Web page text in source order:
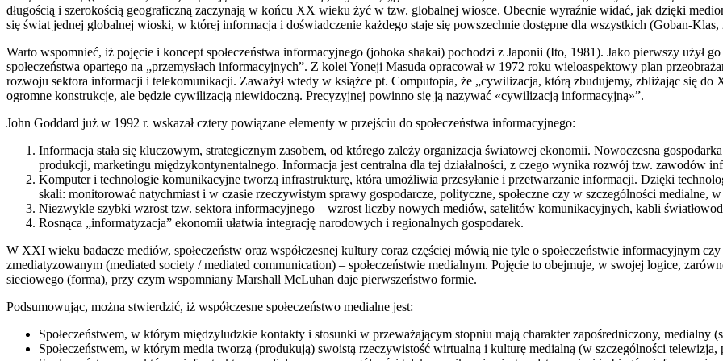
długością i szerokością geograficzną zaczynają w końcu XX wieku żyć w tzw. globalnej wiosce. Obecnie wyraźnie widać, jak dzięki
się świat jednej globalnej wioski, w której informacja i doświadczenie każdego staje się powszechnie dostępne dla wszystkich (Goban-Klas,
Warto wspomnieć, iż pojęcie i koncept społeczeństwa informacyjnego (johoka shakai) pochodzi z Japonii (Ito, 1981). Jako pierwszy użył
społeczeństwa opartego na „przemysłach informacyjnych”. Z kolei Yoneji Masuda opracował w 1972 roku wieloaspektowy plan
rozwoju sektora informacji i telekomunikacji. Zaważył wtedy w książce pt. Computopia, że „cywilizacja, którą zbudujemy, zbliżając się
ogromne konstrukcje, ale będzie cywilizacją niewidoczną. Precyzyjnej powinno się ją nazywać «cywilizacją informacyjną»”.
John Goddard już w 1992 r. wskazał cztery powiązane elementy w przejściu do społeczeństwa informacyjnego:
Informacja stała się kluczowym, strategicznym zasobem, od którego zależy organizacja światowej ekonomii. Nowoczesna
produkcji, marketingu międzykontynentalnego. Informacja jest centralna dla tej działalności, z czego wynika rozwój tzw. zawodów
Komputer i technologie komunikacyjne tworzą infrastrukturę, która umożliwia przesyłanie i przetwarzanie informacji. Dzięki
skali: monitorować natychmiast i w czasie rzeczywistym sprawy gospodarcze, polityczne, społeczne czy w szczególności medialne,
Niezwykle szybki wzrost tzw. sektora informacyjnego – wzrost liczby nowych mediów, satelitów komunikacyjnych, kabli
Rosnąca „informatyzacja” ekonomii ułatwia integrację narodowych i regionalnych gospodarek.
W XXI wieku badacze mediów, społeczeństw oraz współczesnej kultury coraz częściej mówią nie tyle o społeczeństwie informacyjnym czy
zmediatyzowanym (mediated society / mediated communication) – społeczeństwie medialnym. Pojęcie to obejmuje, w swojej logice,
sieciowego (forma), przy czym wspomniany Marshall McLuhan daje pierwszeństwo formie.
Podsumowując, można stwierdzić, iż współczesne społeczeństwo medialne jest:
Społeczeństwem, w którym międzyludzkie kontakty i stosunki w przeważającym stopniu mają charakter zapośredniczony,
Społeczeństwem, w którym media tworzą (produkują) swoistą rzeczywistość wirtualną i kulturę medialną (w szczególności